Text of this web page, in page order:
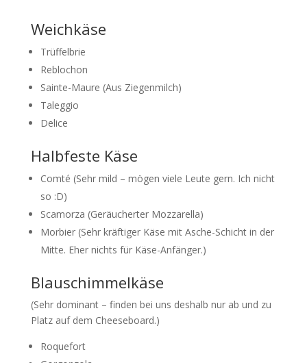
Weichkäse
Trüffelbrie
Reblochon
Sainte-Maure (Aus Ziegenmilch)
Taleggio
Delice
Halbfeste Käse
Comté (Sehr mild – mögen viele Leute gern. Ich nicht
so :D)
Scamorza (Geräucherter Mozzarella)
Morbier (Sehr kräftiger Käse mit Asche-Schicht in der
Mitte. Eher nichts für Käse-Anfänger.)
Blauschimmelkäse
(Sehr dominant – finden bei uns deshalb nur ab und zu
Platz auf dem Cheeseboard.)
Roquefort